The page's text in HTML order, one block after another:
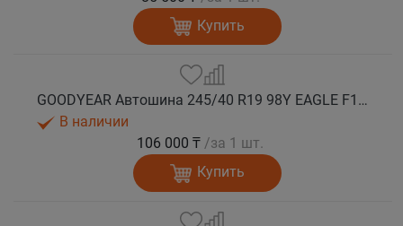
Купить
GOODYEAR Автошина 245/40 R19 98Y EAGLE F1 ASYMMETRIC 6 XL FP EV-Ready лето
В наличии
106 000 ₸ /за 1 шт.
Купить